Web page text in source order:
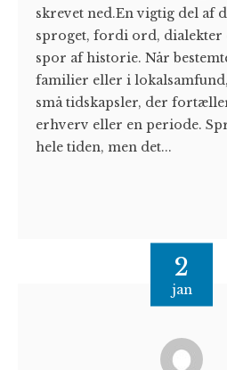
skrevet ned.En vigtig del af
sproget, fordi ord,
spor af historie. Når
familier eller i
små tidskapsler, der
erhverv eller en periode.
hele tiden, men det...
2
jan